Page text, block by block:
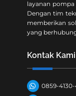
layanan
Dengan tim
memberikan
yang
Kontak Kami
0859-